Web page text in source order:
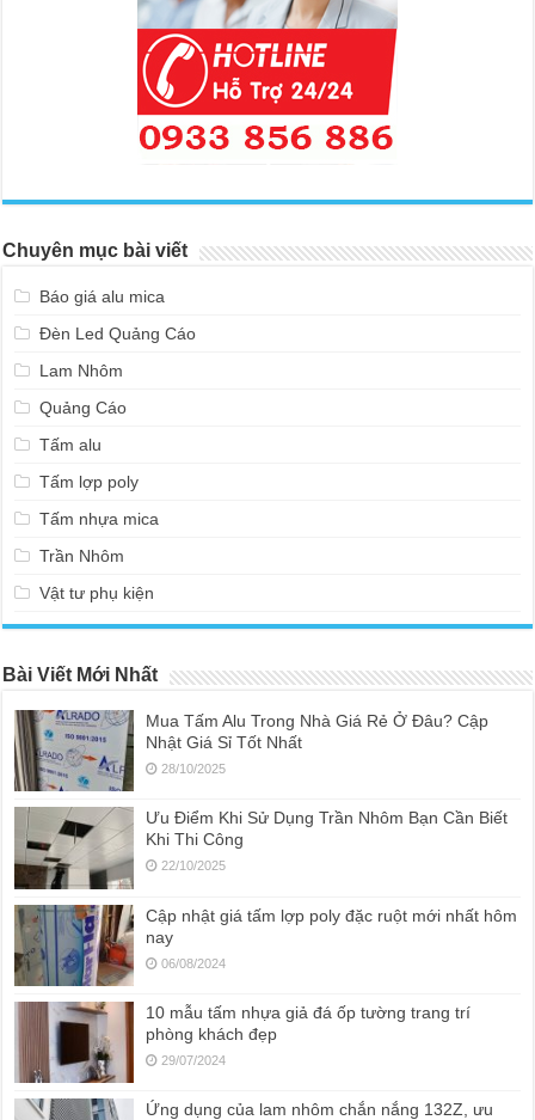
Chuyên mục bài viết
Báo giá alu mica
Đèn Led Quảng Cáo
Lam Nhôm
Quảng Cáo
Tấm alu
Tấm lợp poly
Tấm nhựa mica
Trần Nhôm
Vật tư phụ kiện
Bài Viết Mới Nhất
Mua Tấm Alu Trong Nhà Giá Rẻ Ở Đâu? Cập
Nhật Giá Sỉ Tốt Nhất
28/10/2025
Ưu Điểm Khi Sử Dụng Trần Nhôm Bạn Cần Biết
Khi Thi Công
22/10/2025
Cập nhật giá tấm lợp poly đặc ruột mới nhất hôm
nay
06/08/2024
10 mẫu tấm nhựa giả đá ốp tường trang trí
phòng khách đẹp
29/07/2024
Ứng dụng của lam nhôm chắn nắng 132Z, ưu